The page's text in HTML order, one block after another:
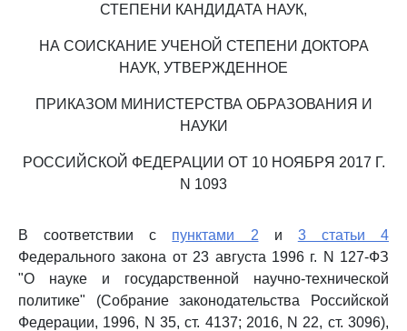
СТЕПЕНИ КАНДИДАТА НАУК,
НА СОИСКАНИЕ УЧЕНОЙ СТЕПЕНИ ДОКТОРА
НАУК, УТВЕРЖДЕННОЕ
ПРИКАЗОМ МИНИСТЕРСТВА ОБРАЗОВАНИЯ И
НАУКИ
РОССИЙСКОЙ ФЕДЕРАЦИИ ОТ 10 НОЯБРЯ 2017 Г.
N 1093
В соответствии с пунктами 2 и 3 статьи 4
Федерального закона от 23 августа 1996 г. N 127-ФЗ
"О науке и государственной научно-технической
политике" (Собрание законодательства Российской
Федерации, 1996, N 35, ст. 4137; 2016, N 22, ст. 3096),